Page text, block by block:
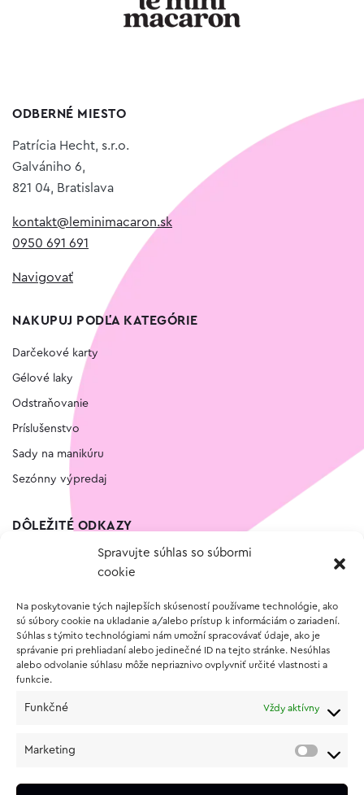
Spravujte súhlas so súbormi
cookie
Na poskytovanie tých najlepších skúseností používame technológie, ako
sú súbory cookie na ukladanie a/alebo prístup k informáciám o zariadení.
Súhlas s týmito technológiami nám umožní spracovávať údaje, ako je
správanie pri prehliadaní alebo jedinečné ID na tejto stránke. Nesúhlas
alebo odvolanie súhlasu môže nepriaznivo ovplyvniť určité vlastnosti a
funkcie.
Funkčné Vždy aktívny
Marketing
ODBERNÉ MIESTO
Patrícia Hecht, s.r.o.
Galvániho 6,
821 04, Bratislava
kontakt@leminimacaron.sk
0950 691 691
Navigovať
NAKUPUJ PODĽA KATEGÓRIE
Darčekové karty
Gélové laky
Odstraňovanie
Príslušenstvo
Sady na manikúru
Sezónny výpredaj
DÔLEŽITÉ ODKAZY
Vernostný program
O NÁKUPE
Vrátenie a reklamácia tovaru